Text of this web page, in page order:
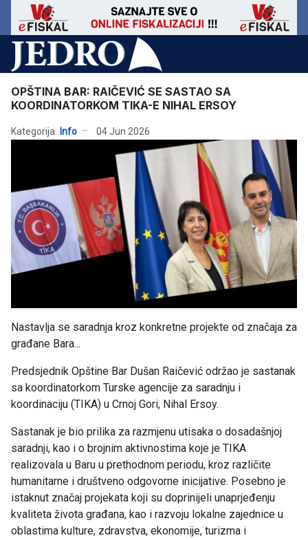
OPŠTINA BAR: RAIČEVIĆ SE SASTAO SA
KOORDINATORKOM TIKA-E NIHAL ERSOY
Kategorija: Info 04 Jun 2026
Nastavlja se saradnja kroz konkretne projekte od značaja za
građane Bara...
Predsjednik Opštine Bar Dušan Raičević održao je sastanak
sa koordinatorkom Turske agencije za saradnju i
koordinaciju (TIKA) u Crnoj Gori, Nihal Ersoy.
Sastanak je bio prilika za razmjenu utisaka o dosadašnjoj
saradnji, kao i o brojnim aktivnostima koje je TIKA
realizovala u Baru u prethodnom periodu, kroz različite
humanitarne i društveno odgovorne inicijative. Posebno je
istaknut značaj projekata koji su doprinijeli unaprjeđenju
kvaliteta života građana, kao i razvoju lokalne zajednice u
oblastima kulture, zdravstva, ekonomije, turizma i